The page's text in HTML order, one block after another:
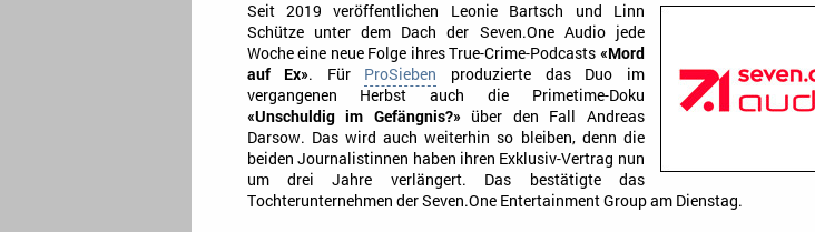
Seit 2019 veröffentlichen Leonie Bartsch und Linn
Schütze unter dem Dach der Seven.One Audio jede
Woche eine neue Folge ihres True-Crime-Podcasts «Mord
auf Ex». Für ProSieben produzierte das Duo im
vergangenen Herbst auch die Primetime-Doku
«Unschuldig im Gefängnis?» über den Fall Andreas
Darsow. Das wird auch weiterhin so bleiben, denn die
beiden Journalistinnen haben ihren Exklusiv-Vertrag nun
um drei Jahre verlängert. Das bestätigte das
Tochterunternehmen der Seven.One Entertainment Group am Dienstag.